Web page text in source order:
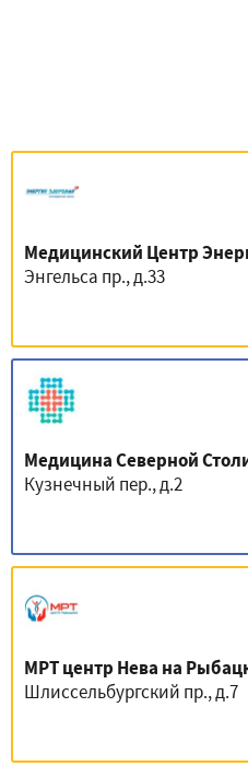
Медицинский Центр
Энгельса пр., д.33
Медицина Северной
Кузнечный пер., д.2
МРТ центр Нева на
Шлиссельбургский пр., д.7